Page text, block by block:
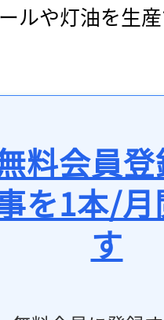
ルや灯油を生
料会員
を1本/
す